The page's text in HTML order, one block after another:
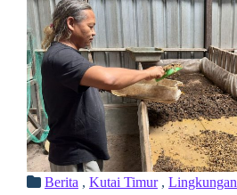
Berita , Kutai Timur, Lingkungan